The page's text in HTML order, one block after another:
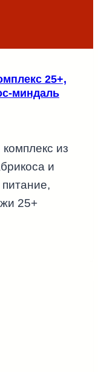
25+,
миндаль
из
и
25+